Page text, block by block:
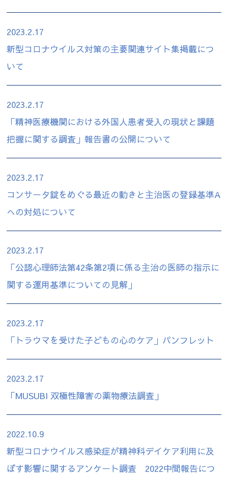
2023.2.17
新型コロナウイルス対策の主要関連サイト集掲載につ
いて
2023.2.17
「精神医療機関における外国人患者受入の現状と課題
把握に関する調査」報告書の公開について
2023.2.17
コンサータ錠をめぐる最近の動きと主治医の登録基準A
への対処について
2023.2.17
「公認心理師法第42条第2項に係る主治の医師の指示に
関する運用基準についての見解」
2023.2.17
「トラウマを受けた子どもの心のケア」パンフレット
2023.2.17
「MUSUBI 双極性障害の薬物療法調査」
2022.10.9
新型コロナウイルス感染症が精神科デイケア利用に及
ぼす影響に関するアンケート調査 2022中間報告につ